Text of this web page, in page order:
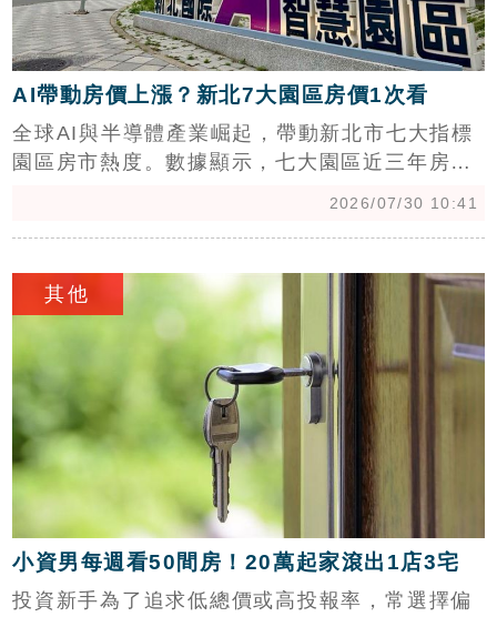
舊堅定。
AI帶動房價上漲？新北7大園區房價1次看
全球AI與半導體產業崛起，帶動新北市七大指標
園區房市熱度。數據顯示，七大園區近三年房價
分析指出，高科技產業進駐帶來大量就業剛需，
為房價提供堅實支撐。除了土城頂埔受惠於捷運
三鶯線利多外，新店寶高因鴻海、特斯拉等國際
大廠進駐，結合裕隆城商圈機能，成為房市焦
點。此外，新莊知識產業園區憑藉雙捷運優勢與
企業總部加持，房價表現同樣亮眼。隨著產業持
續擴展，交通與生活機能完善的園區周邊，已成
為新北房市極具成長潛力的熱門區域。
2026/07/30 10:41
其他
小資男每週看50間房！20萬起家滾出1店3宅
投資新手為了追求低總價或高投報率，常選擇偏